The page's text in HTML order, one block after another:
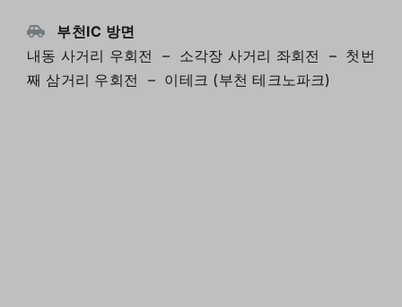
부천IC 방면
내동 사거리 우회전 – 소각장 사거리 좌회전 – 첫번
째 삼거리 우회전 – 이테크 (부천 테크노파크)